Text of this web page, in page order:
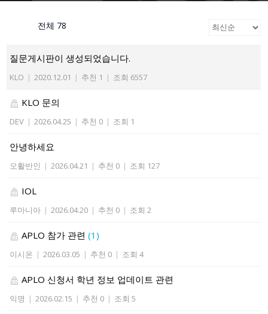
전체 78
질문게시판이 생성되었습니다.
KLO | 2020.12.01 | 추천 1 | 조회 6557
KLO 문의
DEV | 2026.04.25 | 추천 0 | 조회 1
안녕하세요
오활반인 | 2026.04.21 | 추천 0 | 조회 127
IOL
루마니아 | 2026.04.20 | 추천 0 | 조회 2
APLO 참가 관련(1)
이시온 | 2026.03.05 | 추천 0 | 조회 4
APLO 신청서 학년 정보 업데이트 관련
익명 | 2026.02.15 | 추천 0 | 조회 5